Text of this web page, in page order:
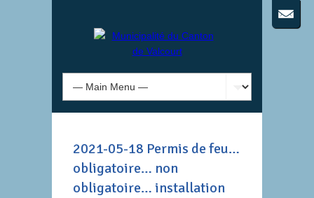
2021-05-18 Permis de feu…
obligatoire… non
obligatoire… installation